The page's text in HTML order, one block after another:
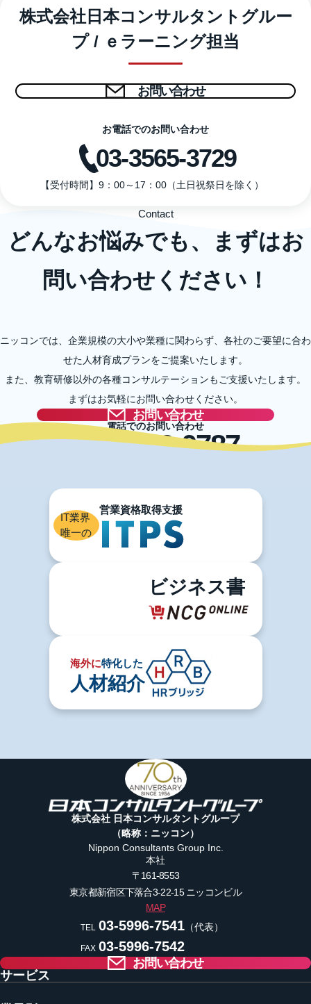
株式会社日本コンサルタントグルー
プ / ｅラーニング担当
お問い合わせ
お電話でのお問い合わせ
03-3565-3729
【受付時間】9：00～17：00（土日祝祭日を除く）
どんなお悩みでも、まずはお
問い合わせください！
Contact
ニッコンでは、企業規模の大小や業種に関わらず、各社のご要望に合わ
せた人材育成プランをご提案いたします。
また、教育研修以外の各種コンサルテーションもご支援いたします。
まずはお気軽にお問い合わせください。
お問い合わせ
電話でのお問い合わせ
03-5996-0787
IT業界
唯一の
ビジネス書
海外に特化した
人材紹介
株式会社 日本コンサルタントグループ
（略称：ニッコン）
Nippon Consultants Group Inc.
本社
〒161-8553
東京都新宿区下落合3-22-15ニッコンビル
MAP
TEL 03-5996-7541（代表）
FAX 03-5996-7542
お問い合わせ
サービス